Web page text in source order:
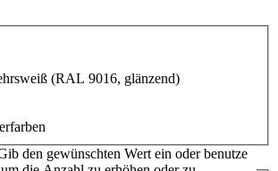
(RAL 9016, glänzend)
den gewünschten Wert ein oder benutze